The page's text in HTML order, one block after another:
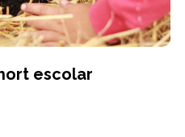
escolar